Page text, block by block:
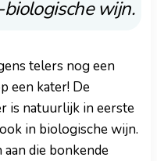
wijn.
telers nog een
een kater! De
is natuurlijk in eerste
in biologische wijn.
die bonkende